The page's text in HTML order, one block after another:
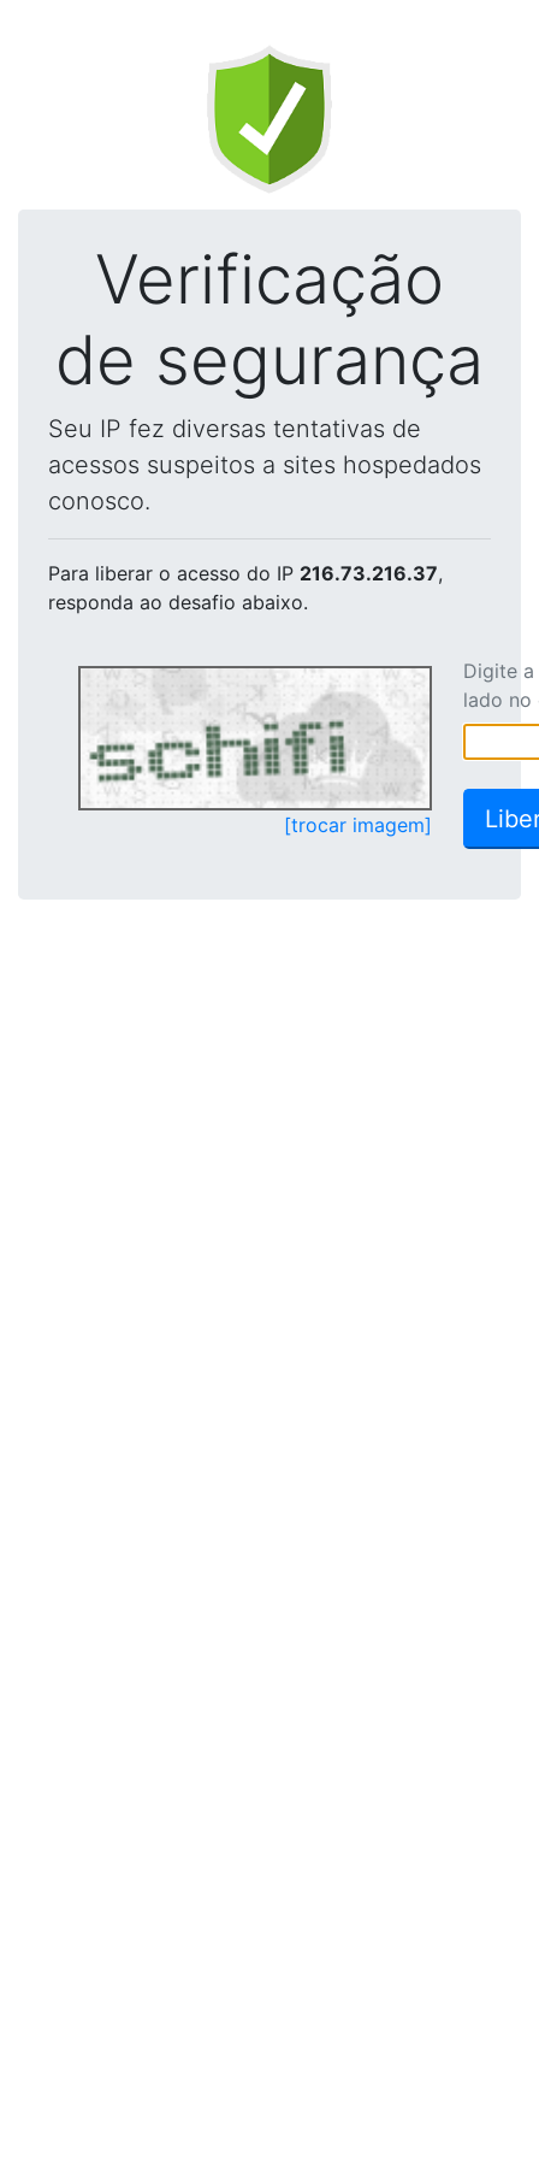
Verificação
de segurança
Seu IP fez diversas tentativas de
acessos suspeitos a sites hospedados
conosco.
Para liberar o acesso do IP 216.73.216.37,
responda ao desafio abaixo.
[trocar imagem]
Digite
lado no